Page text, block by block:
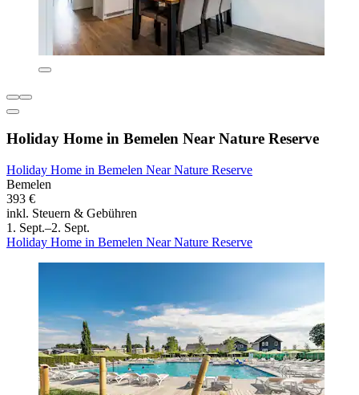
Holiday Home in Bemelen Near Nature Reserve
Holiday Home in Bemelen Near Nature Reserve
Bemelen
393 €
inkl. Steuern & Gebühren
1. Sept.–2. Sept.
Holiday Home in Bemelen Near Nature Reserve